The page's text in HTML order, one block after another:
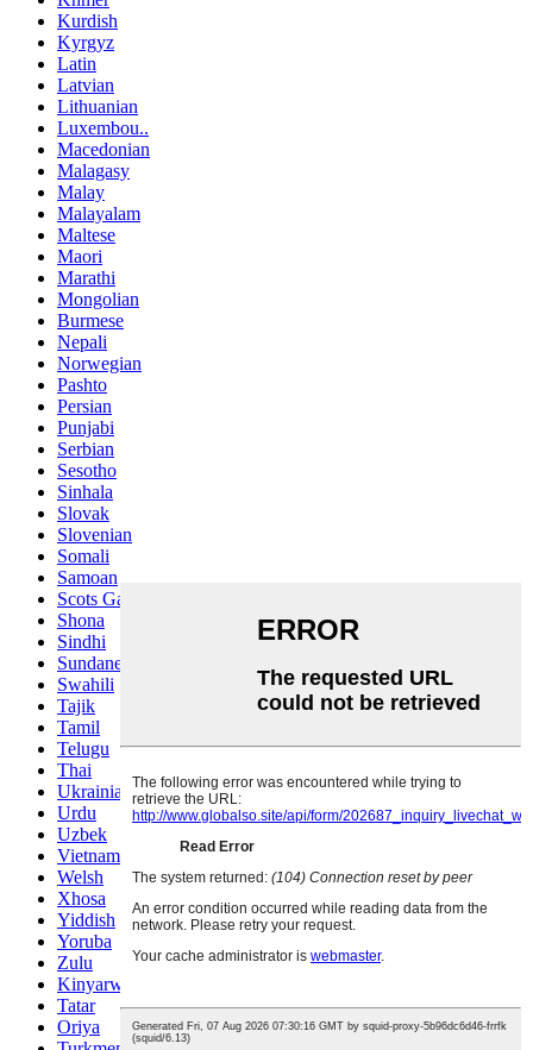
Kurdish
Kyrgyz
Latin
Latvian
Lithuanian
Luxembou..
Macedonian
Malagasy
Malay
Malayalam
Maltese
Maori
Marathi
Mongolian
Burmese
Nepali
Norwegian
Pashto
Persian
Punjabi
Serbian
Sesotho
Sinhala
Slovak
Slovenian
Somali
Samoan
Scots Gaelic
Shona
Sindhi
Sundanese
Swahili
Tajik
Tamil
Telugu
Thai
Ukrainian
Urdu
Uzbek
Vietnamese
Welsh
Xhosa
Yiddish
Yoruba
Zulu
Kinyarwanda
Tatar
Oriya